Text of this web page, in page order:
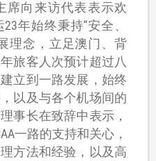
席向来访代表表示欢
年始终秉持“安全、
理念，立足澳门、背
旅客人次预计超过八
立到一路发展，始终
以及与各个机场间的
事长在致辞中表示，
一路的支持和关心，
方法和经验，以及高